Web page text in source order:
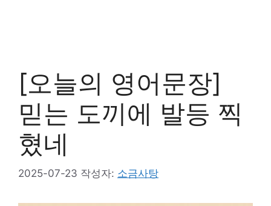
[오늘의 영어문장]
믿는 도끼에 발등 찍
혔네
2025-07-23 작성자: 소금사탕